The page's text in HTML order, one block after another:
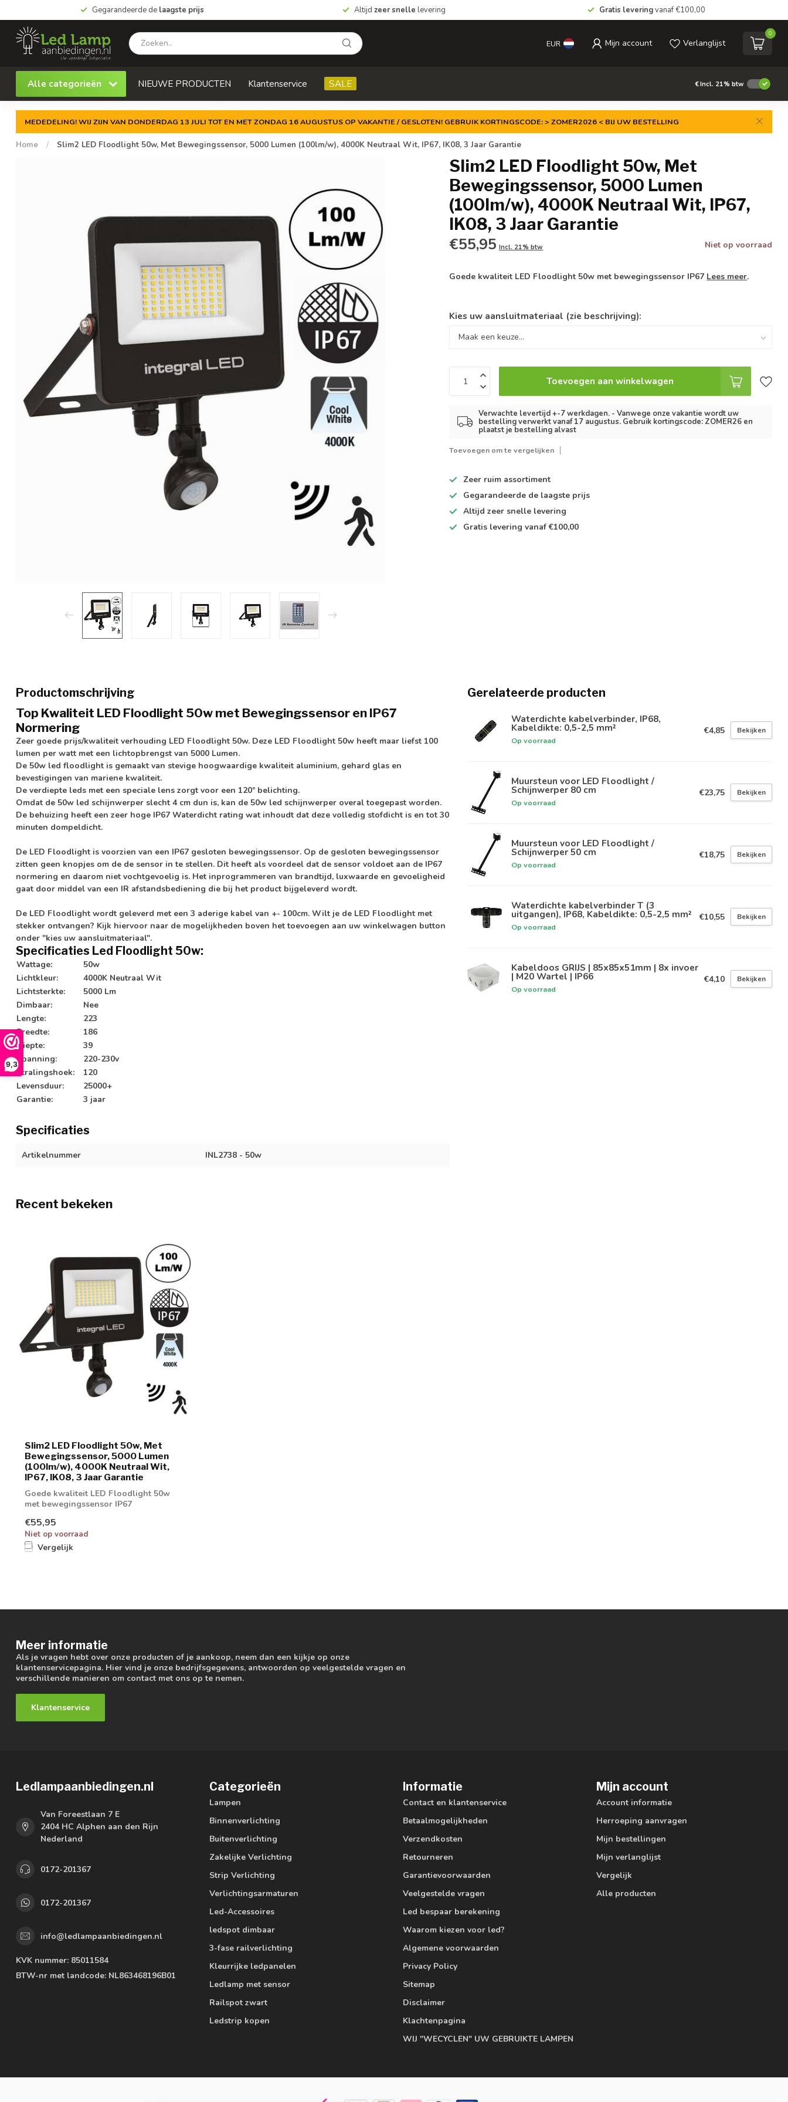
9,3
Gegarandeerde de laagste prijs Altijd zeer snelle levering Gratis leveringvanaf €100,00
EUR Mijn account Verlanglijst
0
Alle categorieën NIEUWE PRODUCTEN Klantenservice SALE €Incl. 21% btw
MEDEDELING! WIJ ZIJN VAN DONDERDAG 13 JULI TOT EN MET ZONDAG 16 AUGUSTUS OP VAKANTIE / GESLOTEN! GEBRUIK KORTINGSCODE: > ZOMER2026 < BIJ UW BESTELLING
Home / Slim2 LED Floodlight 50w, Met Bewegingssensor, 5000 Lumen (100lm/w), 4000K Neutraal Wit, IP67, IK08, 3 Jaar Garantie
Slim2 LED Floodlight 50w, Met
Bewegingssensor, 5000 Lumen
(100lm/w), 4000K Neutraal Wit, IP67,
IK08, 3 Jaar Garantie
€55,95 Incl. 21% btw Niet op voorraad
Goede kwaliteit LED Floodlight 50w met bewegingssensor IP67 Lees meer.
Kies uw aansluitmateriaal (zie beschrijving):
Toevoegen aan winkelwagen
Verwachte levertijd +-7 werkdagen. - Vanwege onze vakantie wordt uw
bestelling verwerkt vanaf 17 augustus. Gebruik kortingscode: ZOMER26 en
plaatst je bestelling alvast
Toevoegen om te vergelijken
Zeer ruim assortiment
Gegarandeerde de laagste prijs
Altijdzeer snelle levering
Gratis levering vanaf €100,00
Productomschrijving
Top Kwaliteit LED Floodlight 50w met Bewegingssensor en IP67
Normering
Zeer goede prijs/kwaliteit verhouding LED Floodlight 50w. Deze LED Floodlight 50w heeft maar liefst 100
lumen per watt met een lichtopbrengst van 5000 Lumen.
De 50w led floodlight is gemaakt van stevige hoogwaardige kwaliteit aluminium, gehard glas en
bevestigingen van mariene kwaliteit.
De verdiepte leds met een speciale lens zorgt voor een 120º belichting.
Omdat de 50w led schijnwerper slecht 4 cm dun is, kan de 50w led schijnwerper overal toegepast worden.
De behuizing heeft een zeer hoge IP67 Waterdicht rating wat inhoudt dat deze volledig stofdicht is en tot 30
minuten dompeldicht.
De LED Floodlight is voorzien van een IP67 gesloten bewegingssensor. Op de gesloten bewegingssensor
zitten geen knopjes om de de sensor in te stellen. Dit heeft als voordeel dat de sensor voldoet aan de IP67
normering en daarom niet vochtgevoelig is. Het inprogrammeren van brandtijd, luxwaarde en gevoeligheid
gaat door middel van een IR afstandsbediening die bij het product bijgeleverd wordt.
De LED Floodlight wordt geleverd met een 3 aderige kabel van +- 100cm. Wilt je de LED Floodlight met
stekker ontvangen? Kijk hiervoor naar de mogelijkheden boven het toevoegen aan uw winkelwagen button
onder "kies uw aansluitmateriaal".
Specificaties Led Floodlight 50w:
Wattage:
50w
Lichtkleur:
4000K Neutraal Wit
Lichtsterkte:
5000 Lm
Dimbaar:
Nee
Lengte:
223
Breedte:
186
Diepte:
39
Spanning:
220-230v
Stralingshoek:
120
Levensduur:
25000+
Garantie:
3 jaar
Specificaties
Artikelnummer INL2738 - 50w
Gerelateerde producten
Waterdichte kabelverbinder, IP68,
Kabeldikte: 0,5-2,5 mm²
Op voorraad
€4,85 Bekijken
Muursteun voor LED Floodlight /
Schijnwerper 80 cm
Op voorraad
€23,75 Bekijken
Muursteun voor LED Floodlight /
Schijnwerper 50 cm
Op voorraad
€18,75 Bekijken
Waterdichte kabelverbinder T (3
uitgangen), IP68, Kabeldikte: 0,5-2,5 mm²
Op voorraad
€10,55 Bekijken
Kabeldoos GRIJS | 85x85x51mm | 8x invoer
| M20 Wartel | IP66
Op voorraad
€4,10 Bekijken
Recent bekeken
Slim2 LED Floodlight 50w, Met
Bewegingssensor, 5000 Lumen
(100lm/w), 4000K Neutraal Wit,
IP67, IK08, 3 Jaar Garantie
Goede kwaliteit LED Floodlight 50w
met bewegingssensor IP67
€55,95
Niet op voorraad
Vergelijk
Meer informatie
Als je vragen hebt over onze producten of je aankoop, neem dan een kijkje op onze
klantenservicepagina. Hier vind je onze bedrijfsgegevens, antwoorden op veelgestelde vragen en
verschillende manieren om contact met ons op te nemen.
Klantenservice
Ledlampaanbiedingen.nl
Van Foreestlaan 7 E
2404 HC Alphen aan den Rijn
Nederland
0172-201367
0172-201367
info@ledlampaanbiedingen.nl
KVK nummer: 85011584
BTW-nr met landcode: NL863468196B01
Categorieën
Lampen
Binnenverlichting
Buitenverlichting
Zakelijke Verlichting
Strip Verlichting
Verlichtingsarmaturen
Led-Accessoires
ledspot dimbaar
3-fase railverlichting
Kleurrijke ledpanelen
Ledlamp met sensor
Railspot zwart
Ledstrip kopen
Informatie
Contact en klantenservice
Betaalmogelijkheden
Verzendkosten
Retourneren
Garantievoorwaarden
Veelgestelde vragen
Led bespaar berekening
Waarom kiezen voor led?
Algemene voorwaarden
Privacy Policy
Sitemap
Disclaimer
Klachtenpagina
WIJ "WECYCLEN" UW GEBRUIKTE LAMPEN
Mijn account
Account informatie
Herroeping aanvragen
Mijn bestellingen
Mijn verlanglijst
Vergelijk
Alle producten